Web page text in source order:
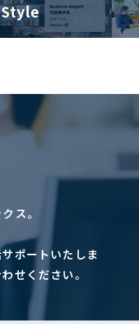
ス。
ポートいたしま
せください。